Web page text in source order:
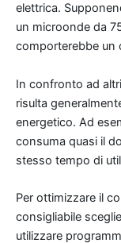
elettrica.
un microonde da
comporterebbe un
In confronto ad
risulta
energetico. Ad
consuma quasi il
stesso tempo di
Per ottimizzare il
consigliabile
utilizzare